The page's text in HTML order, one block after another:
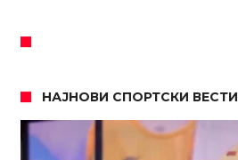
НАЈНОВИ СПОРТСКИ ВЕСТИ